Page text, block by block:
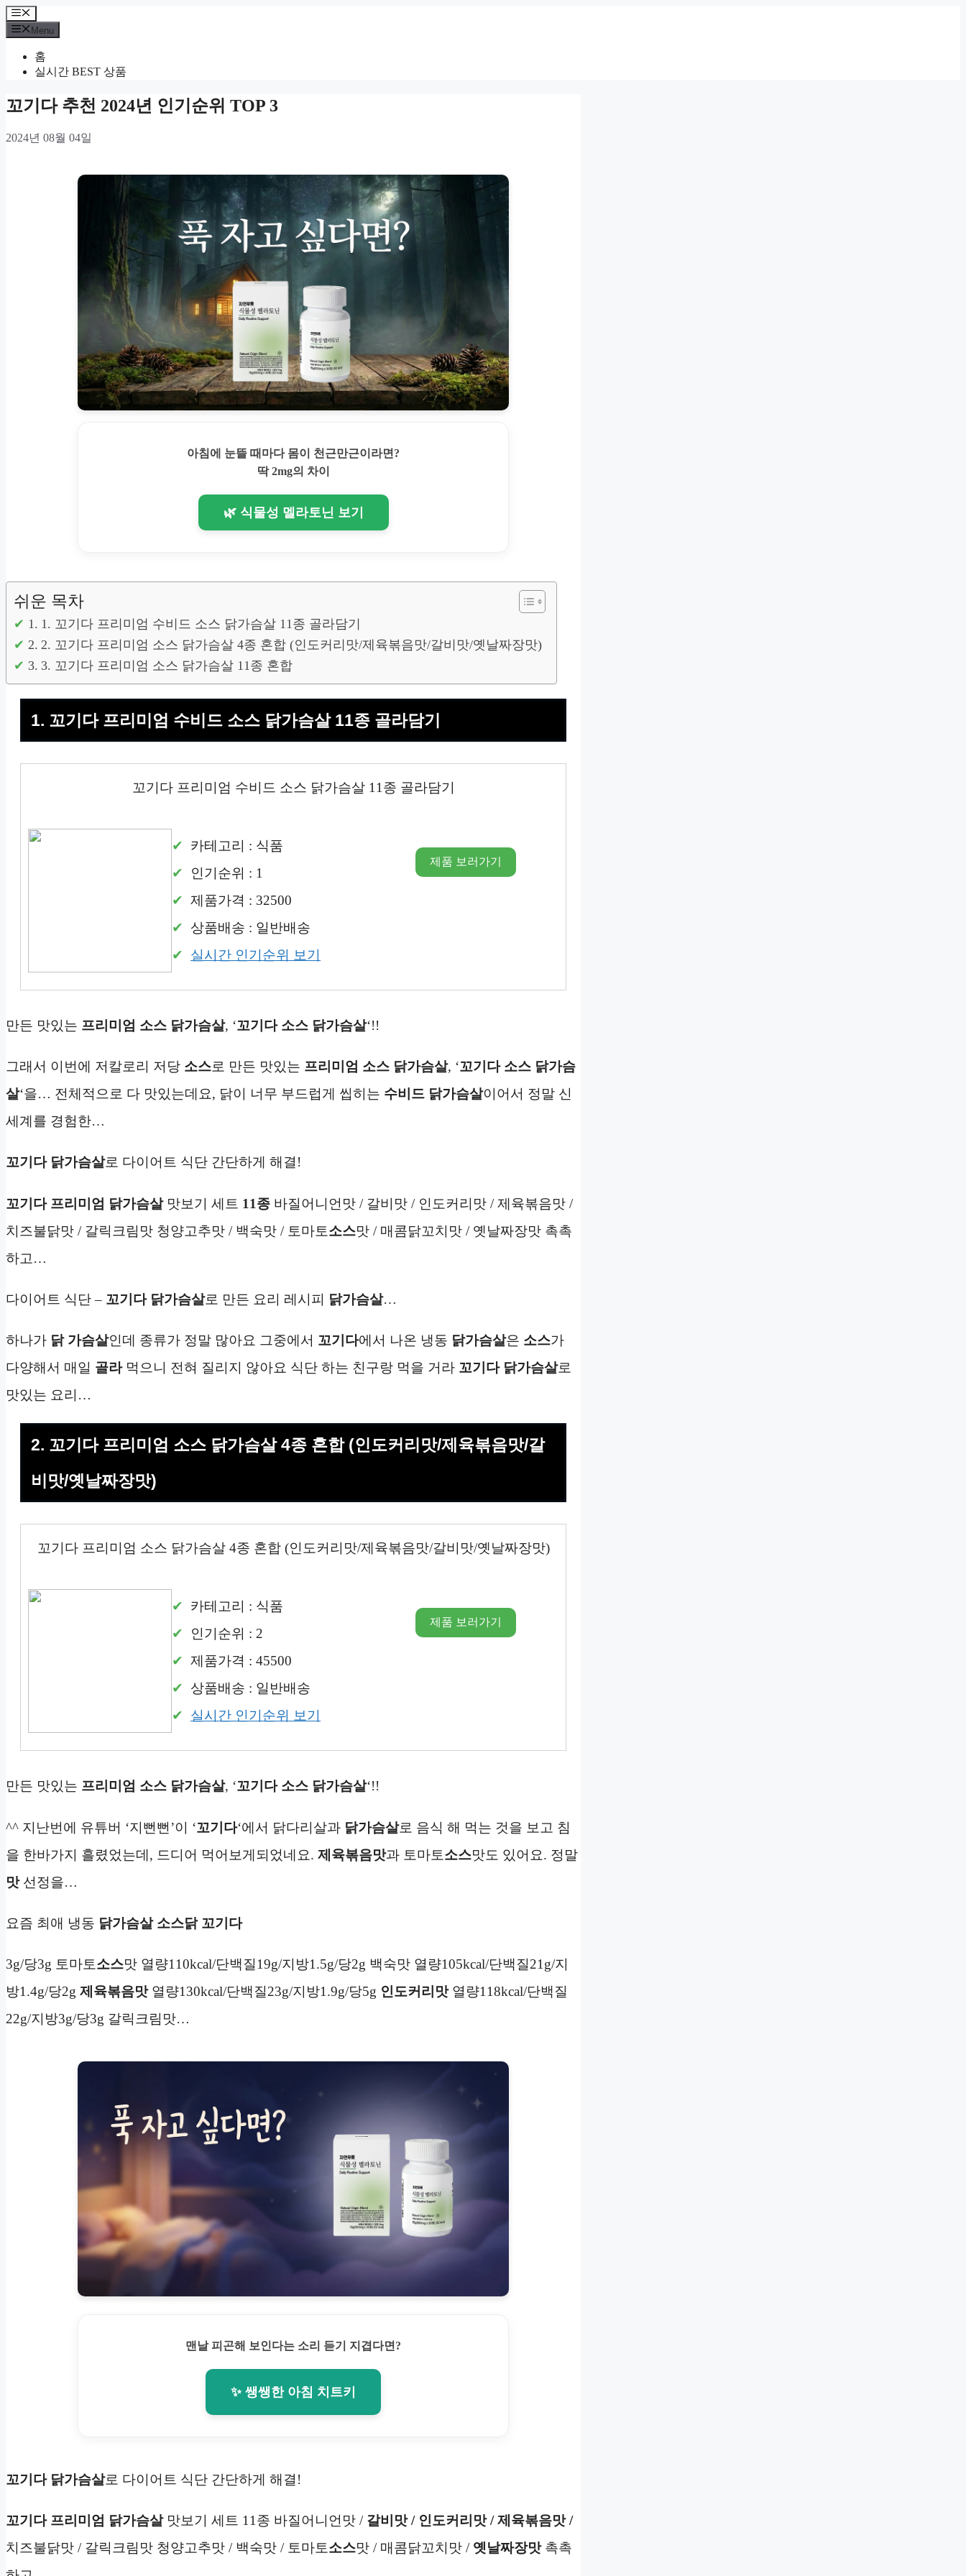
Skip
to
content
Menu
Menu
홈
실시간 BEST 상품
꼬기다 추천 2024년 인기순위 TOP 3
2024년 08월 04일
아침에 눈뜰 때마다 몸이 천근만근이라면?
딱 2mg의 차이
🌿 식물성 멜라토닌 보기
쉬운 목차
1. 꼬기다 프리미엄 수비드 소스 닭가슴살 11종 골라담기
2. 꼬기다 프리미엄 소스 닭가슴살 4종 혼합 (인도커리맛/제육볶음맛/갈비맛/옛날짜장맛)
3. 꼬기다 프리미엄 소스 닭가슴살 11종 혼합
1. 꼬기다 프리미엄 수비드 소스 닭가슴살 11종 골라담기
꼬기다 프리미엄 수비드 소스 닭가슴살 11종 골라담기
카테고리 : 식품
인기순위 : 1
제품가격 : 32500
상품배송 : 일반배송
실시간 인기순위 보기
제품 보러가기
만든 맛있는 프리미엄 소스 닭가슴살, ‘꼬기다 소스 닭가슴살‘!!
그래서 이번에 저칼로리 저당 소스로 만든 맛있는 프리미엄 소스 닭가슴살, ‘꼬기다 소스 닭가슴
살‘을… 전체적으로 다 맛있는데요, 닭이 너무 부드럽게 씹히는 수비드 닭가슴살이어서 정말 신
세계를 경험한…
꼬기다 닭가슴살로 다이어트 식단 간단하게 해결!
꼬기다 프리미엄 닭가슴살맛보기 세트 11종 바질어니언맛 / 갈비맛 / 인도커리맛 / 제육볶음맛 /
치즈불닭맛 / 갈릭크림맛 청양고추맛 / 백숙맛 / 토마토소스맛 / 매콤닭꼬치맛 / 옛날짜장맛 촉촉
하고…
다이어트 식단 – 꼬기다 닭가슴살로 만든 요리 레시피 닭가슴살…
하나가 닭 가슴살인데 종류가 정말 많아요 그중에서 꼬기다에서 나온 냉동 닭가슴살은 소스가
다양해서 매일 골라먹으니 전혀 질리지 않아요 식단 하는 친구랑 먹을 거라 꼬기다 닭가슴살로
맛있는 요리…
2. 꼬기다 프리미엄 소스 닭가슴살 4종 혼합 (인도커리맛/제육볶음맛/갈
비맛/옛날짜장맛)
꼬기다 프리미엄 소스 닭가슴살 4종 혼합 (인도커리맛/제육볶음맛/갈비맛/옛날짜장맛)
카테고리 : 식품
인기순위 : 2
제품가격 : 45500
상품배송 : 일반배송
실시간 인기순위 보기
제품 보러가기
만든 맛있는 프리미엄 소스 닭가슴살, ‘꼬기다 소스 닭가슴살‘!!
^^ 지난번에 유튜버 ‘지뻔뻔’이 ‘꼬기다‘에서 닭다리살과 닭가슴살로 음식 해 먹는 것을 보고 침
을 한바가지 흘렸었는데, 드디어 먹어보게되었네요. 제육볶음맛과 토마토소스맛도 있어요. 정말
맛선정을…
요즘 최애 냉동 닭가슴살 소스닭 꼬기다
3g/당3g 토마토소스맛 열량110kcal/단백질19g/지방1.5g/당2g 백숙맛 열량105kcal/단백질21g/지
방1.4g/당2g 제육볶음맛열량130kcal/단백질23g/지방1.9g/당5g 인도커리맛열량118kcal/단백질
22g/지방3g/당3g 갈릭크림맛…
맨날 피곤해 보인다는 소리 듣기 지겹다면?
✨ 쌩쌩한 아침 치트키
꼬기다 닭가슴살로 다이어트 식단 간단하게 해결!
꼬기다 프리미엄 닭가슴살맛보기 세트 11종 바질어니언맛 / 갈비맛 / 인도커리맛 / 제육볶음맛 /
치즈불닭맛 / 갈릭크림맛 청양고추맛 / 백숙맛 / 토마토소스맛 / 매콤닭꼬치맛 / 옛날짜장맛촉촉